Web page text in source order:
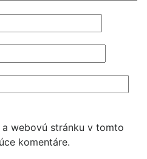
webovú stránku v tomto
komentáre.